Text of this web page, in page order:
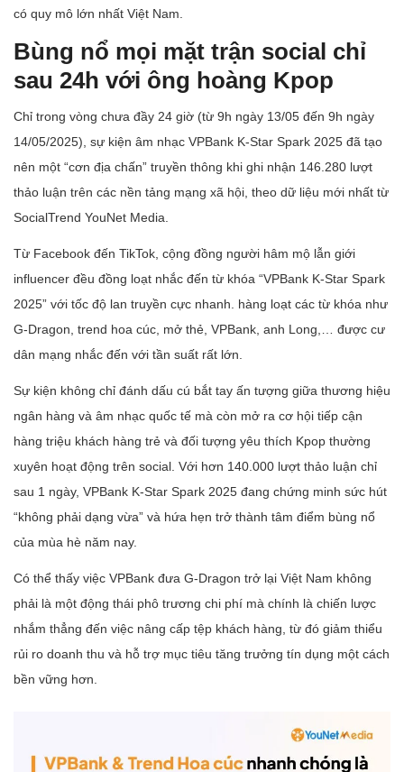
có quy mô lớn nhất Việt Nam.
Bùng nổ mọi mặt trận social chỉ
sau 24h với ông hoàng Kpop
Chỉ trong vòng chưa đầy 24 giờ (từ 9h ngày 13/05 đến 9h ngày
14/05/2025), sự kiện âm nhạc VPBank K-Star Spark 2025 đã tạo
nên một “cơn địa chấn” truyền thông khi ghi nhận 146.280 lượt
thảo luận trên các nền tảng mạng xã hội, theo dữ liệu mới nhất từ
SocialTrend YouNet Media.
Từ Facebook đến TikTok, cộng đồng người hâm mộ lẫn giới
influencer đều đồng loạt nhắc đến từ khóa “VPBank K-Star Spark
2025” với tốc độ lan truyền cực nhanh. hàng loạt các từ khóa như
G-Dragon, trend hoa cúc, mở thẻ, VPBank, anh Long,… được cư
dân mạng nhắc đến với tần suất rất lớn.
Sự kiện không chỉ đánh dấu cú bắt tay ấn tượng giữa thương hiệu
ngân hàng và âm nhạc quốc tế mà còn mở ra cơ hội tiếp cận
hàng triệu khách hàng trẻ và đối tượng yêu thích Kpop thường
xuyên hoạt động trên social. Với hơn 140.000 lượt thảo luận chỉ
sau 1 ngày, VPBank K-Star Spark 2025 đang chứng minh sức hút
“không phải dạng vừa” và hứa hẹn trở thành tâm điểm bùng nổ
của mùa hè năm nay.
Có thể thấy việc VPBank đưa G-Dragon trở lại Việt Nam không
phải là một động thái phô trương chi phí mà chính là chiến lược
nhắm thẳng đến việc nâng cấp tệp khách hàng, từ đó giảm thiểu
rủi ro doanh thu và hỗ trợ mục tiêu tăng trưởng tín dụng một cách
bền vững hơn.